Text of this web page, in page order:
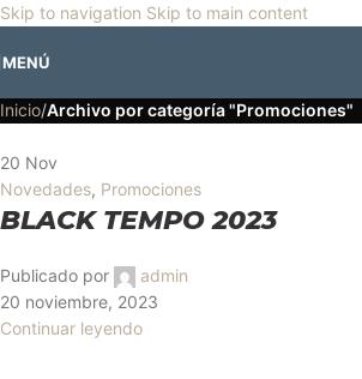
Skip to navigation Skip to main content
🎡Horario especial por vacaciones agostinas
MENÚ
Promociones
Inicio/Archivo por categoría "Promociones"
20 Nov
Novedades, Promociones
BLACK TEMPO 2023
Publicado por
admin
20 noviembre, 2023
Continuar leyendo